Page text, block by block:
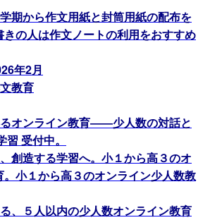
期から作文用紙と封筒用紙の配布を
の人は作文ノートの利用をおすすめ
年2月
教育
オンライン教育――少人数の対話と
受付中。
創造する学習へ。小１から高３のオ
。小１から高３のオンライン少人数教
、５人以内の少人数オンライン教育